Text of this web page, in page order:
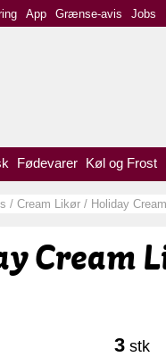
Fødevarer Køl og Frost
/ Cream Likør / Holiday
Cream
3 stk
App Grænse-avis Jobs